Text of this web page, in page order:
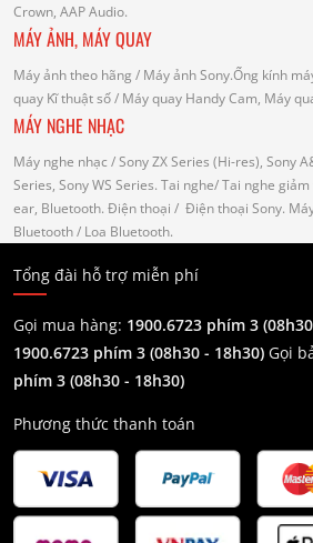
Crown, AAP Audio.
MÁY ẢNH, MÁY QUAY
Máy ảnh theo hãng / Máy ảnh Sony.Ống kính
quay Kĩ thuật số/ Máy quay Handy Cam, Máy
MÁY NGHE NHẠC
Máy nghe nhạc / Sony ZX Series (Hi-res), Sony
Series, Sony WS Series. Tai nghe/ Tai nghe
ear, Bluetooth. Điện thoại / Điện thoại Sony.
Bluetooth/ Loa Bluetooth.
Tổng đài hỗ trợ miễn phí
Gọi mua hàng: 1900.6723 phím 3
1900.6723 phím 3 (08h30 - 18h30) Gọi
phím 3 (08h30 - 18h30)
Phương thức thanh toán